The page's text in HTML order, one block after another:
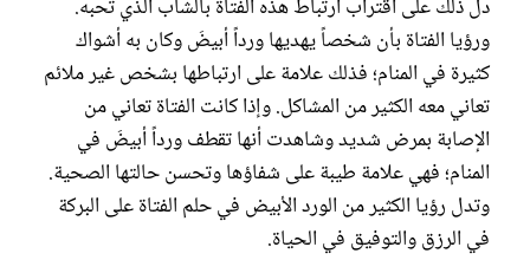
دل ذلك على اقتراب ارتباط هذه الفتاة بالشاب الذي تحبه.
ورؤيا الفتاة بأن شخصاً يهديها ورداً أبيضَ وكان به أشواك
كثيرة في المنام؛ فذلك علامة على ارتباطها بشخص غير ملائم
تعاني معه الكثير من المشاكل. وإذا كانت الفتاة تعاني من
الإصابة بمرض شديد وشاهدت أنها تقطف ورداً أبيضَ في
المنام؛ فهي علامة طيبة على شفاؤها وتحسن حالتها الصحية.
وتدل رؤيا الكثير من الورد الأبيض في حلم الفتاة على البركة
في الرزق والتوفيق في الحياة.